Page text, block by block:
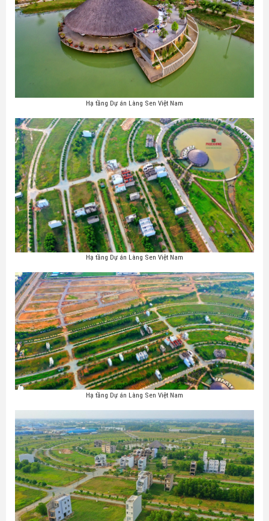
Hạ tầng Dự án Làng Sen Việt Nam
Hạ tầng Dự án Làng Sen Việt Nam
Hạ tầng Dự án Làng Sen Việt Nam